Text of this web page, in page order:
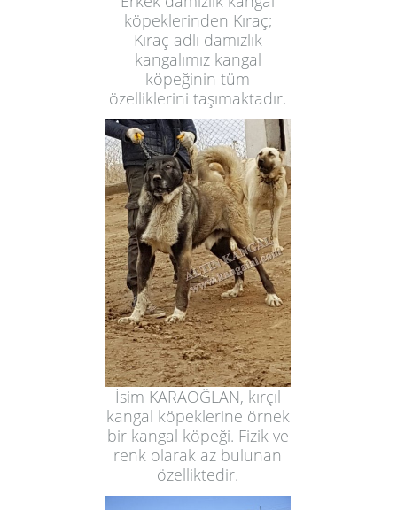
köpeklerinden Kıraç;
Kıraç adlı damızlık
kangalımız kangal
köpeğinin tüm
özelliklerini taşımaktadır.
İsim KARAOĞLAN, kırçıl
kangal köpeklerine örnek
bir kangal köpeği. Fizik ve
renk olarak az bulunan
özelliktedir.